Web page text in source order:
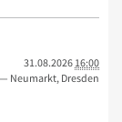
31.08.2026 16:00
— Neumarkt, Dresden